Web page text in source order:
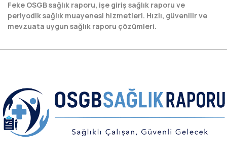
KIRIKKALE
KONYA
KÜTAHYA
Feke OSGB sağlık raporu, işe giriş sağlık raporu ve
periyodik sağlık muayenesi hizmetleri. Hızlı, güvenilir ve
mevzuata uygun sağlık raporu çözümleri.